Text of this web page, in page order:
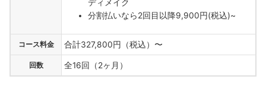
ディメイク
分割払いなら2回目以降9,900円(税込)~
コース料金 合計327,800円（税込）〜
回数 全16回（2ヶ月）